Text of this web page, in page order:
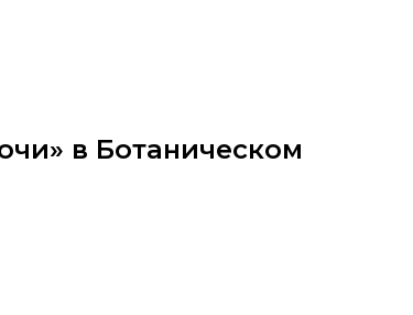
в Ботаническом